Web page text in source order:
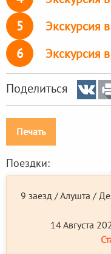
5 Экскурсия
6 Экскурсия
Поделиться
Печать
Поездки:
9 заезд / Алушта /
14 Августа